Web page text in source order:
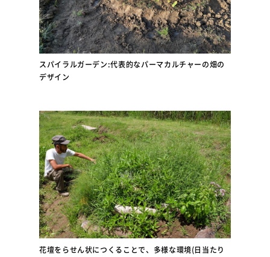
スパイラルガーデン:代表的なパーマカルチャーの畑の
デザイン
花壇をらせん状につくることで、多様な環境(日当たり